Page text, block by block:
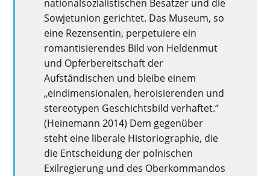
nationalsozialistischen Besatzer und die
Sowjetunion gerichtet. Das Museum, so
eine Rezensentin, perpetuiere ein
romantisierendes Bild von Heldenmut
und Opferbereitschaft der
Aufständischen und bleibe einem
„eindimensionalen, heroisierenden und
stereotypen Geschichtsbild verhaftet.“
(Heinemann 2014) Dem gegenüber
steht eine liberale Historiographie, die
die Entscheidung der polnischen
Exilregierung und des Oberkommandos